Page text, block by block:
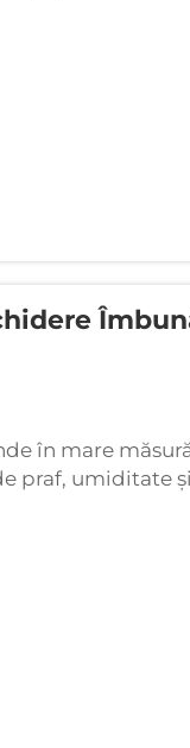
în mare
praf, umiditate
caracteristici